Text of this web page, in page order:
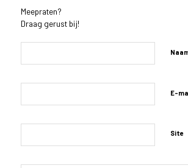
Meepraten?
Draag gerust bij!
E-
Site